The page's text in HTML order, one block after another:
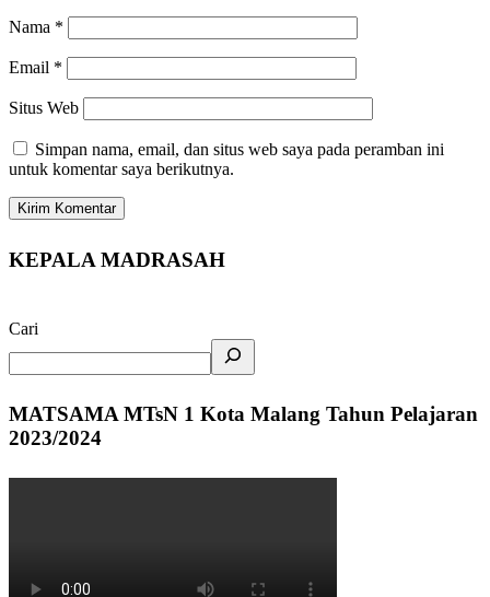
Nama *
Email *
Situs Web
Simpan nama, email, dan situs web saya pada peramban ini
untuk komentar saya berikutnya.
KEPALA MADRASAH
Cari
MATSAMA MTsN 1 Kota Malang Tahun Pelajaran
2023/2024